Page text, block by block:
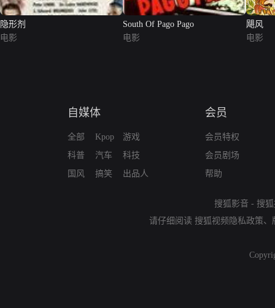
隐形剂
电影
South Of Pago Pago
电影
飓风
电影
自媒体
全部
科普
国风
Kpop
汽车
搞笑
游戏
科技
出品人
会员
会员特权
会员剧场
帮助
搜狐影音 - 搜
请仔细阅读 搜狐视频隐私政策、